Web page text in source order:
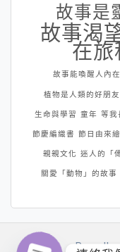
故事是
故事渴
在旅
故事能喚醒人內
植物是人類的好朋友
生命與學習 童年 等我
節慶編織書 節日由來
親親文化 迷人的「
關愛「動物」的故事
Proudly